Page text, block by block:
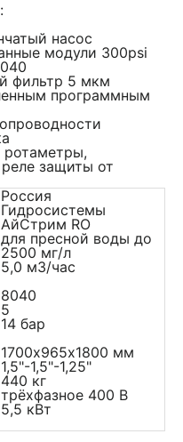
насос
модули 300psi
фильтр 5 мкм
программным
защиты от
Россия
Гидросистемы
АйСтрим RO
для пресной воды до
2500 мг/л
5,0 м3/час
8040
5
14 бар
1700х965х1800 мм
1,5"-1,5"-1,25"
440 кг
трёхфазное 400 В
5,5 кВт